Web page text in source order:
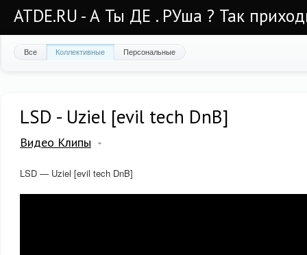
ATDE.RU - А Ты ДЕ . РУша ? Так
Все Коллективные Персональные
LSD - Uziel [evil tech DnB]
Видео Клипы
LSD — Uziel [evil tech DnB]